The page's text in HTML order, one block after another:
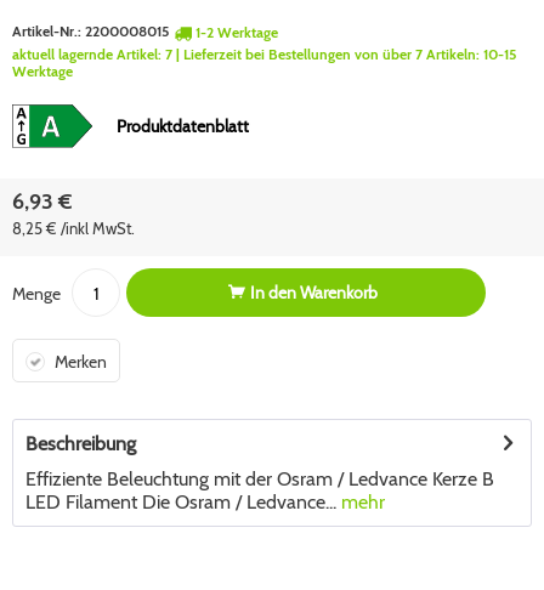
Artikel-Nr.: 2200008015
1-2 Werktage
aktuell lagernde Artikel: 7 | Lieferzeit bei Bestellungen von über 7 Artikeln: 10-15
Werktage
Produktdatenblatt
6,93 €
8,25 € /inkl MwSt.
Menge In denWarenkorb
Merken
Beschreibung
Effiziente Beleuchtung mit der Osram / Ledvance Kerze B
LED Filament Die Osram / Ledvance... mehr